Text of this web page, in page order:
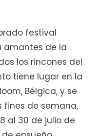
festival
amantes de la
los rincones del
tiene lugar en la
Bélgica, y se
fines de semana,
al 30 de julio de